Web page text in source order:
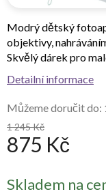
1 245 Kč
875 Kč
cena:
Skladem na
Můžeme doručit do:
Modrý dětský
objektivy,
Skvělý dárek pro
Detailní informace